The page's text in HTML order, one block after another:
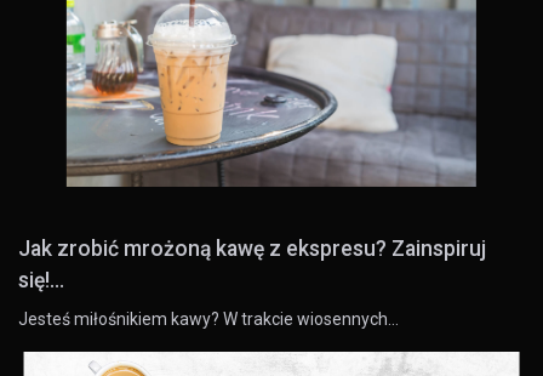
Jak zrobić mrożoną kawę z ekspresu? Zainspiruj
się!...
Jesteś miłośnikiem kawy? W trakcie wiosennych…